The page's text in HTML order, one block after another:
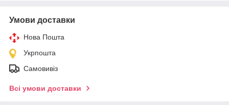
Умови доставки
Нова Пошта
Укрпошта
Самовивіз
Всі умови доставки